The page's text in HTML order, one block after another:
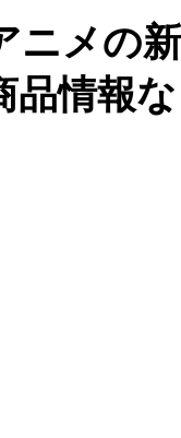
ニメの
品情報